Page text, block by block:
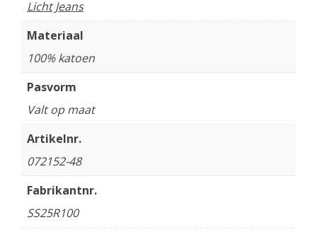
Licht Jeans
Materiaal
100% katoen
Pasvorm
Valt op maat
Artikelnr.
072152-48
Fabrikantnr.
SS25R100